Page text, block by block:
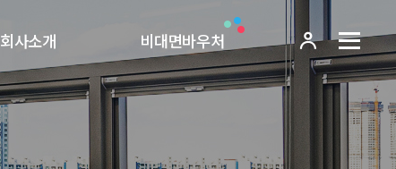
회사소개 비대면바우처